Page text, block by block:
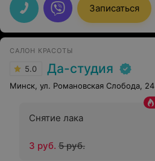
Рекомендую.
Записаться
САЛОН КРАСОТЫ
5.0 Да-студия
Минск, ул. Романовская Слобода, 24
Снятие лака
3 руб. 5 руб.